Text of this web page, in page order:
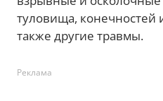
туловища, конечностей
также другие травмы.
Реклама